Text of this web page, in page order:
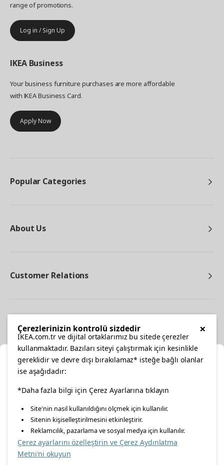
range of promotions.
Log in / Sign Up
IKEA Business
Your business furniture purchases are more affordable
with IKEA Business Card.
Apply Now
Popular Categories
About Us
Customer Relations
facebooktwitterinstagrampinterestyoutube
linkedin
Energy Policy Information Security Policy
Select Location
Please select to see the content specific to your delivery
location for your orders from Online Store.
Select a city first
×
Çerezlerinizin kontrolü sizdedir
IKEA.com.tr ve dijital ortaklarımız bu sitede çerezler
kullanmaktadır. Bazıları siteyi çalıştırmak için kesinlikle
gereklidir ve devre dışı bırakılamaz* isteğe bağlı olanlar
ise aşağıdadır:
*Daha fazla bilgi için Çerez Ayarlarına tıklayın
Site'nin nasıl kullanıldığını ölçmek için kullanılır.
Sitenin kişiselleştirilmesini etkinleştirir.
Reklamcılık, pazarlama ve sosyal medya için kullanılır.
Çerez ayarlarını özelleştirin ve Çerez Aydınlatma
Metni'ni okuyun